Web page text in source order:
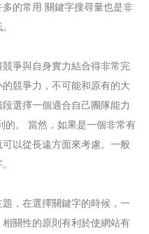
的常用 關鍵字搜尋量也是非
爭與自身實力結合得非常完
競爭力，不可能和原有的大
選擇一個適合自己團隊能力
的。 當然，如果是一個非常有
以從長遠方面來考慮。一般
，在選擇關鍵字的時候，一
關性的原則有利於使網站有